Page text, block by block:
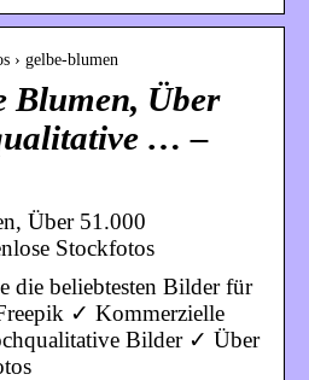
› gelbe-blumen
Blumen, Über
… –
Über 51.000
Stockfotos
die beliebtesten Bilder für
✓ Kommerzielle
Bilder ✓ Über